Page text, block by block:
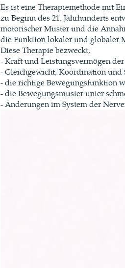
Es ist eine Therapiemethode mit
zu Beginn des 21. Jahrhunderts
motorischer Muster und die
die Funktion lokaler und globaler
Diese Therapie bezweckt,
- Kraft und Leistungsvermögen
- Gleichgewicht, Koordination und
- die richtige Bewegungsfunktion
- die Bewegungsmuster unter
- Änderungen im System der